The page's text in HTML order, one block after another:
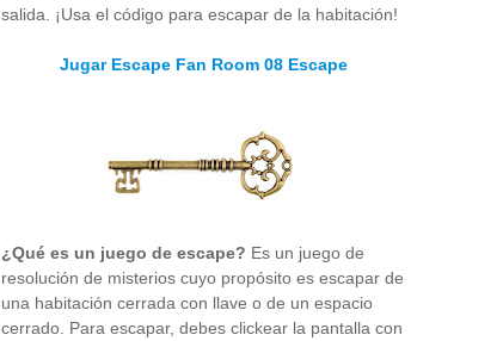
salida. ¡Usa el código para escapar de la habitación!
Jugar Escape Fan Room 08 Escape
¿Qué es un juego de escape? Es un juego de
resolución de misterios cuyo propósito es escapar de
una habitación cerrada con llave o de un espacio
cerrado. Para escapar, debes clickear la pantalla con